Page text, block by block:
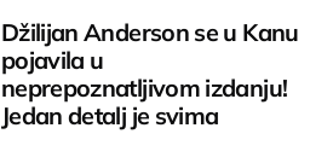
Džilijan Anderson se u Kanu
pojavila u
neprepoznatljivom izdanju!
Jedan detalj je svima